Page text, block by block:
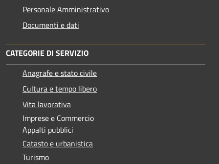
Personale Amministrativo
Documenti e dati
CATEGORIE DI SERVIZIO
Anagrafe e stato civile
Cultura e tempo libero
Vita lavorativa
Imprese e Commercio
Appalti pubblici
Catasto e urbanistica
Turismo